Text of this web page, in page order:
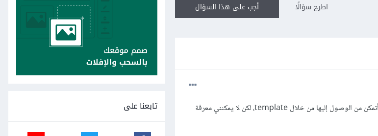
أجب على هذا السؤال اطرح سؤالًا
لدي بعض المتغيرات الإضافية في ملف settings.py وأود أن أتمكن من الوصول إليها من خلال template، لكن لا يمكنني معرفة
تابعنا على